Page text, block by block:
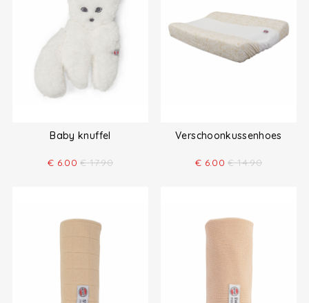
Baby knuffel
€ 6.00 € 17.90
Verschoonkussenhoes
€ 6.00 € 14.90